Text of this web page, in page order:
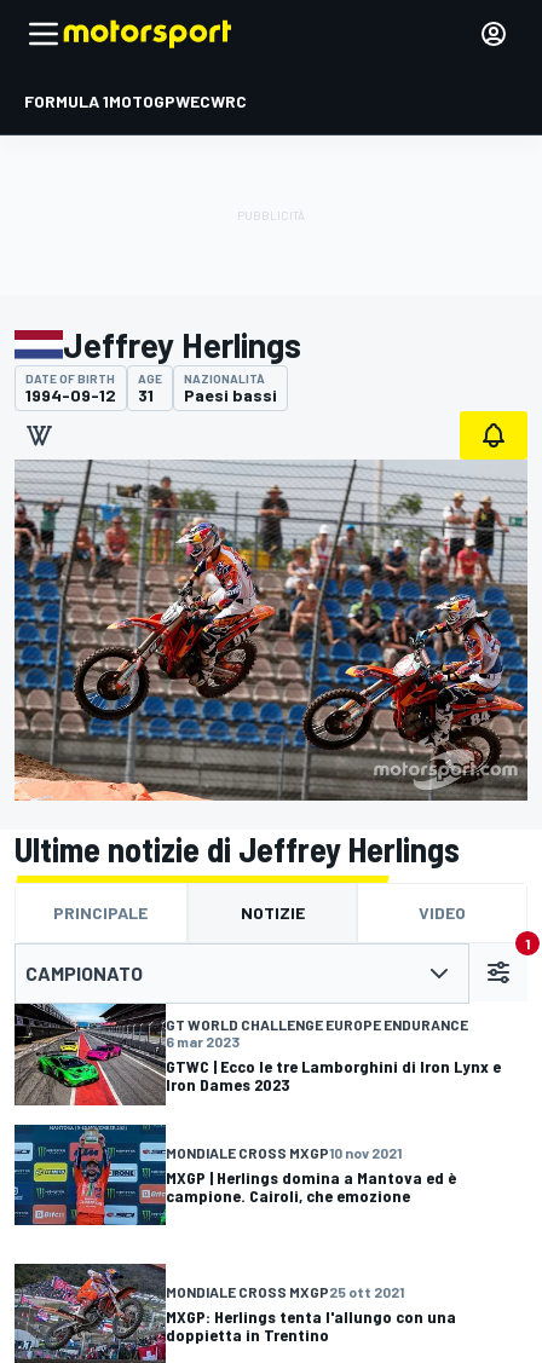
FORMULA 1MOTOGPWECWRC
Jeffrey Herlings
DATE OF BIRTH
1994-09-12
AGE
31
NAZIONALITÀ
Paesi bassi
Ultime notizie di Jeffrey Herlings
PRINCIPALE NOTIZIE VIDEO
CAMPIONATO
1
GT WORLD CHALLENGE EUROPE ENDURANCE
6 mar 2023
GTWC | Ecco le tre Lamborghini di Iron Lynx e
Iron Dames 2023
MONDIALE CROSS MXGP10 nov 2021
MXGP | Herlings domina a Mantova ed è
campione. Cairoli, che emozione
MONDIALE CROSS MXGP25 ott 2021
MXGP: Herlings tenta l'allungo con una
doppietta in Trentino